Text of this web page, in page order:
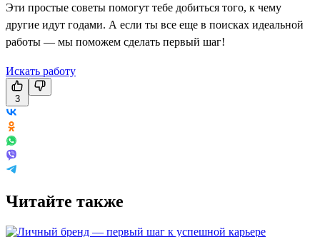
Эти простые советы помогут тебе добиться того, к чему
другие идут годами. А если ты все еще в поисках идеальной
работы — мы поможем сделать первый шаг!
Искать работу
3
Читайте также